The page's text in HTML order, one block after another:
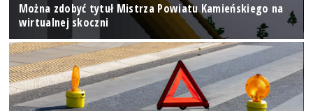
Można zdobyć tytuł Mistrza Powiatu Kamieńskiego na
wirtualnej skoczni